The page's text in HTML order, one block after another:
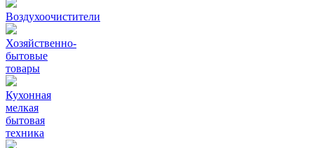
Воздухоочистители
Хозяйственно-
бытовые
товары
Кухонная
мелкая
бытовая
техника